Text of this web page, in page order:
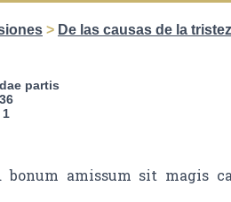
> De las causas de la
partis
amissum sit magis